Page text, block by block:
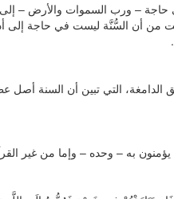
حاجة – ورب السموات والأرض –
من أن السُّنَّة ليست في حاجة
الدامغة، التي تبين أن السنة
به – وحده – وإما من غير